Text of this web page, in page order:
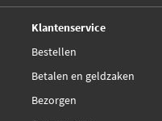
Klantenservice
Bestellen
Betalen en geldzaken
Bezorgen